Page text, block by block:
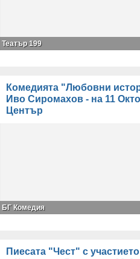
Театър 199
Комедията "Любовни
Иво Сиромахов - на 11
Център
БГ Комедия
Пиесата "Чест" с